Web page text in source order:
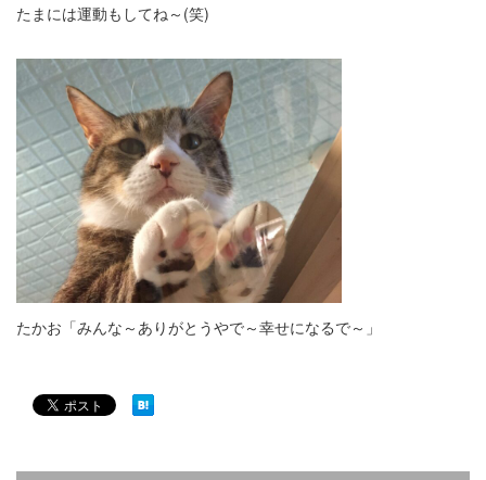
たまには運動もしてね～(笑)
たかお「みんな～ありがとうやで～幸せになるで～」